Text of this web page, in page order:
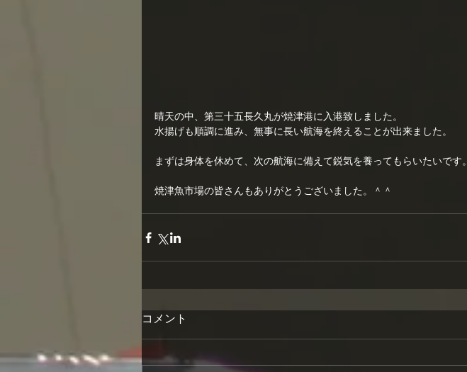
晴天の中、第三十五長久丸が焼津港に入港致しました。
水揚げも順調に進み、無事に長い航海を終えることが出来ました。
まずは身体を休めて、次の航海に備えて鋭気を養ってもらいたいです。
焼津魚市場の皆さんもありがとうございました。＾＾
コメント